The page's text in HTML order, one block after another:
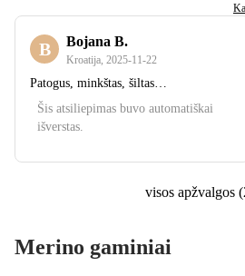
B Bojana B.
Kroatija 2025‑11‑22
Patogus, minkštas, šiltas…
Šis atsiliepimas buvo automatiškai
išverstas.
visos apžvalgos(
Merino gaminiai